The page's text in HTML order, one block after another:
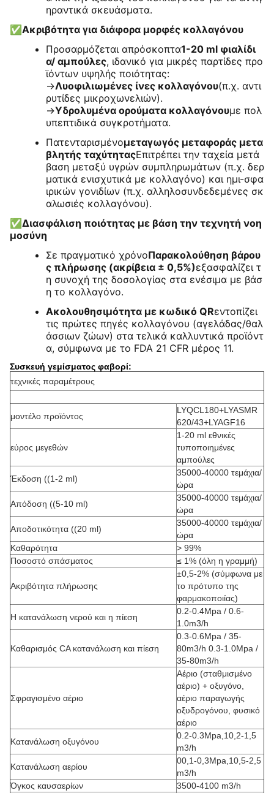
ηραντικά σκευάσματα.
✅Ακριβότητα για διάφορα μορφές κολλαγόνου
Προσαρμόζεται απρόσκοπτα1-20 ml φιαλίδι
α/ αμπούλες, ιδανικό για μικρές παρτίδες προ
ϊόντων υψηλής ποιότητας:
→Λυοφιλιωμένες ίνες κολλαγόνου(π.χ. αντι
ρυτίδες μικροχωνελιών).
→Υδρολυμένα ορούματα κολλαγόνουμε πολ
υπεπτιδικά συγκροτήματα.
Πατενταρισμένομεταγωγός μεταφοράς μετα
βλητής ταχύτηταςΕπιτρέπει την ταχεία μετά
βαση μεταξύ υγρών συμπληρωμάτων (π.χ. δερ
ματικά ενισχυτικά με κολλαγόνο) και ημι-σφα
ιρικών γονιδίων (π.χ. αλληλοσυνδεδεμένες σκ
αλωσιές κολλαγόνου).
✅Διασφάλιση ποιότητας με βάση την τεχνητή νοη
μοσύνη
Σε πραγματικό χρόνοΠαρακολούθηση βάρου
ς πλήρωσης (ακρίβεια ± 0,5%)εξασφαλίζει τ
η συνοχή της δοσολογίας στα ενέσιμα με βάσ
η το κολλαγόνο.
Ακολουθησιμότητα με κωδικό QRεντοπίζει
τις πρώτες πηγές κολλαγόνου (αγελάδας/θαλ
άσσιων ζώων) στα τελικά καλλυντικά προϊόντ
α, σύμφωνα με το FDA 21 CFR μέρος 11.
Συσκευή γεμίσματος φαβορί:
τεχνικές παραμέτρους
μοντέλο προϊόντος
LYQCL180+LYASMR
620/43+LYAGF16
εύρος μεγεθών
1-20 ml εθνικές
τυποποιημένες
αμπούλες
Έκδοση ((1-2 ml)
35000-40000 τεμάχια/
ώρα
Απόδοση ((5-10 ml)
35000-40000 τεμάχια/
ώρα
Αποδοτικότητα ((20 ml)
35000-40000 τεμάχια/
ώρα
Καθαρότητα
> 99%
Ποσοστό σπάσματος
≤ 1% (όλη η γραμμή)
Ακριβότητα πλήρωσης
±0,5-2% (σύμφωνα με
το πρότυπο της
φαρμακοποιίας)
Η κατανάλωση νερού και η πίεση
0.2-0.4Mpa / 0.6-
1.0m3/h
Καθαρισμός CA κατανάλωση και πίεση
0.3-0.6Mpa / 35-
80m3/h 0.3-1.0Mpa /
35-80m3/h
Σφραγισμένο αέριο
Αέριο (σταθμισμένο
αέριο) + οξυγόνο,
αέριο παραγωγής
οξυδρογόνου, φυσικό
αέριο
Κατανάλωση οξυγόνου
0.2-0.3Mpa,10,2-1,5
m3/h
Κατανάλωση αερίου
00,1-0,3Mpa,10,5-2,5
m3/h
Όγκος καυσαερίων
3500-4100 m3/h